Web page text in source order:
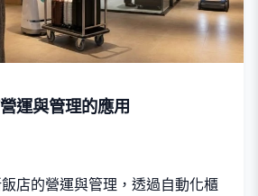
運與管理的應用
店的營運與管理，透過自動化櫃